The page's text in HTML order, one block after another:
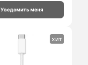
Уведомить меня
хит